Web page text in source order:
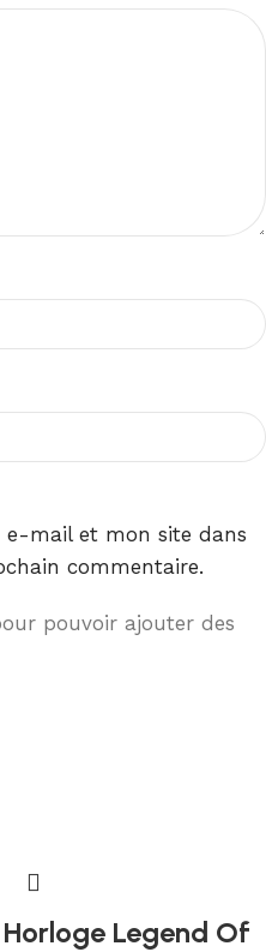
mail et mon site dans
commentaire.
pouvoir ajouter des
Horloge Legend Of